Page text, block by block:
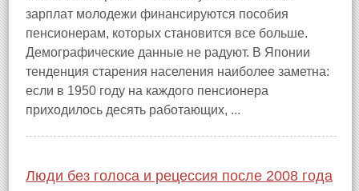
зарплат молодежи финансируются пособия
пенсионерам, которых становится все больше.
Демографические данные не радуют. В Японии
тенденция старения населения наиболее заметна:
если в 1950 году на каждого пенсионера
приходилось десять работающих, ...
Люди без голоса и рецессия после 2008 года